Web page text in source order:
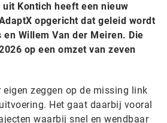
uit Kontich heeft een nieuw
opgericht dat geleid wordt
Willem Van der Meiren. Die
op een omzet van zeven
zeggen op de missing link
Het gaat daarbij vooral
waarbij snel en wendbaar